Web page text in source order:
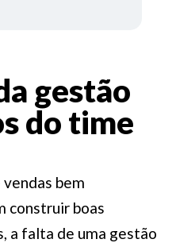
gestão
do time
bem
construir boas
a falta de uma gestão